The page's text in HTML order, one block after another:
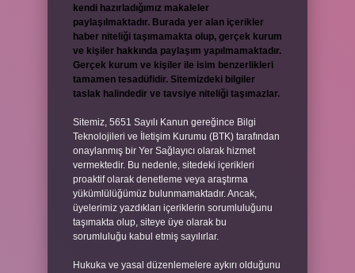
kendi hazırladığımız makaleler
paylaşılmaktadır. Burada yer alan içerikler
haber niteliği taşımamakta olup, gerçek kurum
ve kişiler hakkında paylaşım yapılmamaktadır.
Gerçek kurum ve kişiler ile isim benzerlikleri
tamamen tesadüfidir. Sitemizdeki bilgiler
taslak halindedir ve tavsiye niteliği taşımazlar.
Sitemiz, 5651 Sayılı Kanun gereğince Bilgi
Teknolojileri ve İletişim Kurumu (BTK) tarafından
onaylanmış bir Yer Sağlayıcı olarak hizmet
vermektedir. Bu nedenle, sitedeki içerikleri
proaktif olarak denetleme veya araştırma
yükümlülüğümüz bulunmamaktadır. Ancak,
üyelerimiz yazdıkları içeriklerin sorumluluğunu
taşımakta olup, siteye üye olarak bu
sorumluluğu kabul etmiş sayılırlar.
Hukuka ve yasal düzenlemelere aykırı olduğunu